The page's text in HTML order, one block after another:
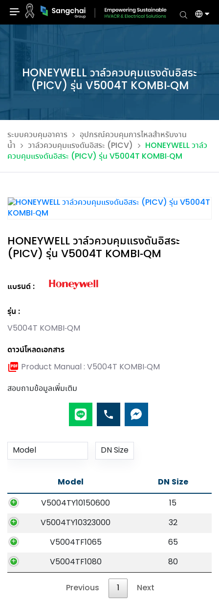
Skip
content
HONEYWELL วาล์วควบคุมแรงดันอิสระ
(PICV) รุ่น V5004T KOMBI-QM
ระบบควบคุมอาคาร
อุปกรณ์ควบคุมการไหลสำหรับงาน
น้ำ
วาล์วควบคุมแรงดันอิสระ (PICV)
HONEYWELL วาล์ว
ควบคุมแรงดันอิสระ (PICV) รุ่น V5004T KOMBI-QM
HONEYWELL วาล์วควบคุมแรงดันอิสระ
(PICV) รุ่น V5004T KOMBI-QM
แบรนด์
รุ่น :
V5004T KOMBI-QM
ดาวน์โหลดเอกสาร
Product Manual : V5004T KOMBI-QM
สอบถามข้อมูลเพิ่มเติม
Model DN Size
V5004TY10150600
15
V5004TY10323000
32
V5004TF1065
65
V5004TF1080
80
Previous 1 Next